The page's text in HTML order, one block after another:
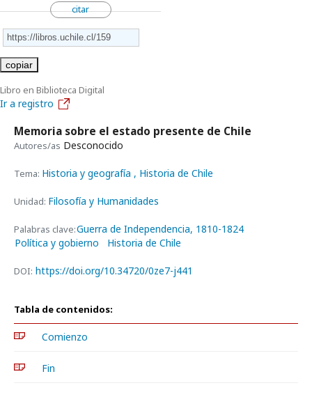
citar
copiar
Libro en Biblioteca Digital
Ir a registro
Memoria sobre el estado presente de Chile
Autores/as Desconocido
Tema: Historia y geografía , Historia de Chile
Unidad: Filosofía y Humanidades
Palabras clave:Guerra de Independencia, 1810-1824
Política y gobierno
Historia de Chile
DOI: https://doi.org/10.34720/0ze7-j441
Tabla de contenidos:
Comienzo
Fin